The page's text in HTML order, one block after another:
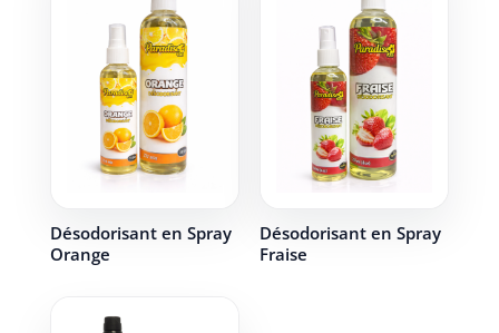
Désodorisant en Spray
Orange
Désodorisant en Spray
Fraise